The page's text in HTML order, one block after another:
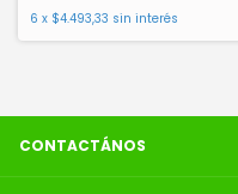
6 x $4.493,33 sin interés
CONTACTÁNOS